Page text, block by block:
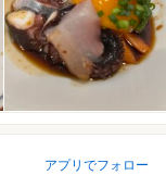
アプリでフォロー